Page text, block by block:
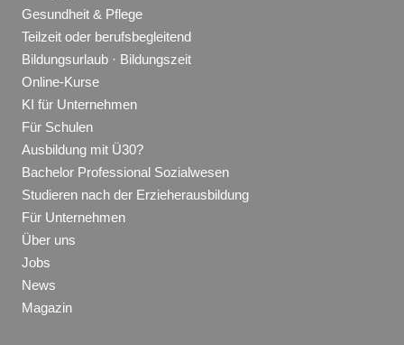
Gesundheit & Pflege
Teilzeit oder berufsbegleitend
Bildungsurlaub · Bildungszeit
Online-Kurse
KI für Unternehmen
Für Schulen
Ausbildung mit Ü30?
Bachelor Professional Sozialwesen
Studieren nach der Erzieherausbildung
Für Unternehmen
Über uns
Jobs
News
Magazin